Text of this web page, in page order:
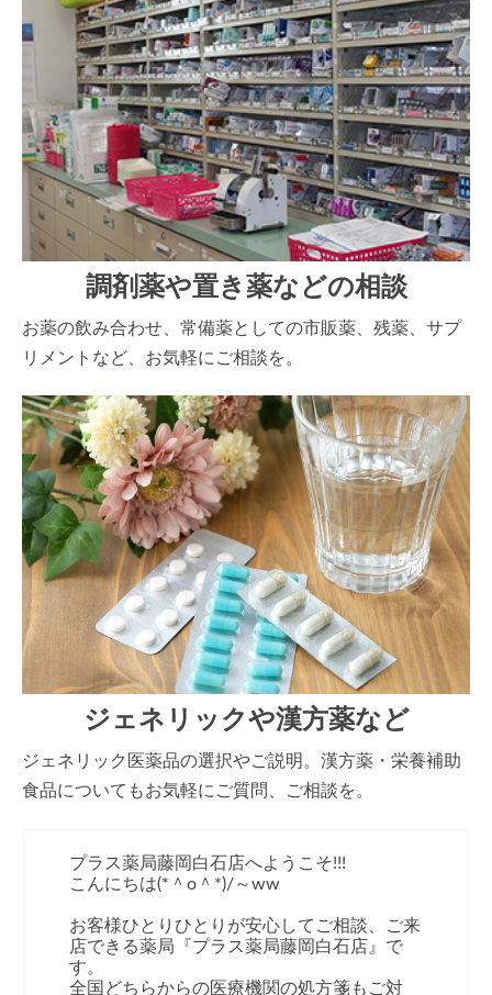
調剤薬や置き薬などの相談
お薬の飲み合わせ、常備薬としての市販薬、残薬、サプ
リメントなど、お気軽にご相談を。
ジェネリックや漢方薬など
ジェネリック医薬品の選択やご説明。漢方薬・栄養補助
食品についてもお気軽にご質問、ご相談を。
プラス薬局藤岡白石店へようこそ!!!
こんにちは(*＾o＾*)/～ww
お客様ひとりひとりが安心してご相談、ご来
店できる薬局『プラス薬局藤岡白石店』で
す。
全国どちらからの医療機関の処方箋もご対